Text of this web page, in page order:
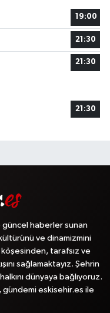
19:00
21:30
21:30
21:30
haberler sunan
ve dinamizmini
tarafsız ve
sağlamaktayız. Şehrin
dünyaya bağlıyoruz.
gündemi eskisehir.es ile